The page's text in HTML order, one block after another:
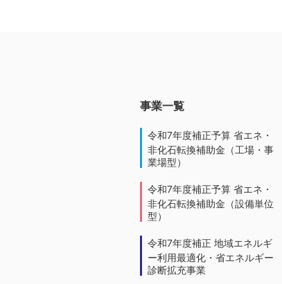
事業一覧
令和7年度補正予算 省エネ・
非化石転換補助金（工場・事
業場型）
令和7年度補正予算 省エネ・
非化石転換補助金（設備単位
型）
令和7年度補正 地域エネルギ
ー利用最適化・省エネルギー
診断拡充事業